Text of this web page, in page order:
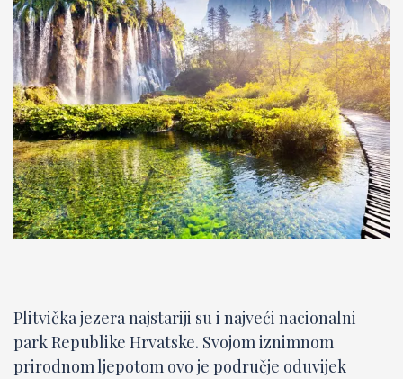
Plitvička jezera najstariji su i najveći nacionalni
park Republike Hrvatske. Svojom iznimnom
prirodnom ljepotom ovo je područje oduvijek